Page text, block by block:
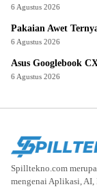
6 Agustus 2026
Pakaian Awet
6 Agustus 2026
Asus Googlebook
6 Agustus 2026
Spilltekno.com
mengenai Aplikasi, AI,